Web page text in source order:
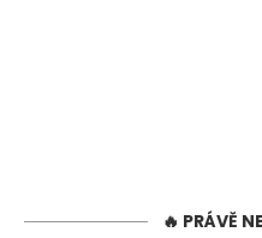
🔥 PRÁVĚ